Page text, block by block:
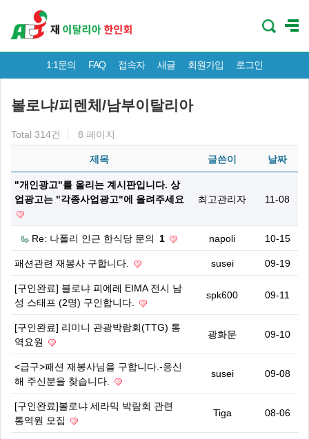
1:1문의 FAQ 접속자 새글 회원가입 로그인
볼로냐/피렌체/남부이탈리아
Total 314건 8 페이지
제목 글쓴이 날짜
"개인광고"를 올리는 계시판입니다. 상
업광고는 "각종사업광고"에 올려주세요
최고관리자 11-08
Re: 나폴리 인근 한식당 문의 1 napoli 10-15
패션관련 재봉사 구합니다. susei 09-19
[구인완료] 블로냐 피에레 EIMA 전시 남
성 스태프 (2명) 구인합니다.
spk600 09-11
[구인완료] 리미니 관광박람회(TTG) 통
역요원
광화문 09-10
<급구>패션 재봉사님을 구합니다.-응신
해 주신분을 찾습니다.
susei 09-08
[구인완료]볼로냐 세라믹 박람회 관련
통역원 모집
Tiga 08-06